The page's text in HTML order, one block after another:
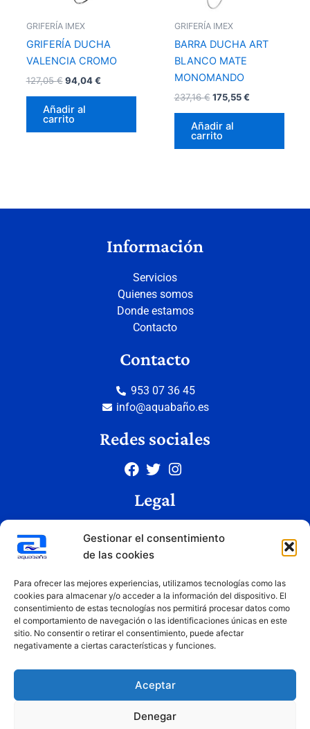
Gestionar el consentimiento
de las cookies
Para ofrecer las mejores experiencias, utilizamos tecnologías como las
cookies para almacenar y/o acceder a la información del dispositivo. El
consentimiento de estas tecnologías nos permitirá procesar datos como
el comportamiento de navegación o las identificaciones únicas en este
sitio. No consentir o retirar el consentimiento, puede afectar
negativamente a ciertas características y funciones.
Aceptar
Denegar
GRIFERÍA IMEX
GRIFERÍA DUCHA
VALENCIA CROMO
127,05€ 94,04€
Añadir al
carrito
GRIFERÍA IMEX
BARRA DUCHA ART
BLANCO MATE
MONOMANDO
237,16€ 175,55€
Añadir al
carrito
Información
Servicios
Quienes somos
Donde estamos
Contacto
Contacto
953 07 36 45
info@aquabaño.es
Redes sociales
Legal
Política de privacidad
Condiciones de uso
Copyright © 2026 Aquabaño | Todos los derechos reservados
Diseñado porInnovation Studio